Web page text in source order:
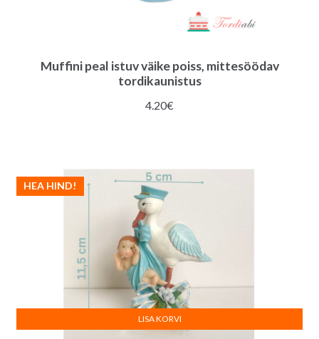
Muffini peal istuv väike poiss, mittesöödav
tordikaunistus
4.20€
HEA HIND!
LISA KORVI